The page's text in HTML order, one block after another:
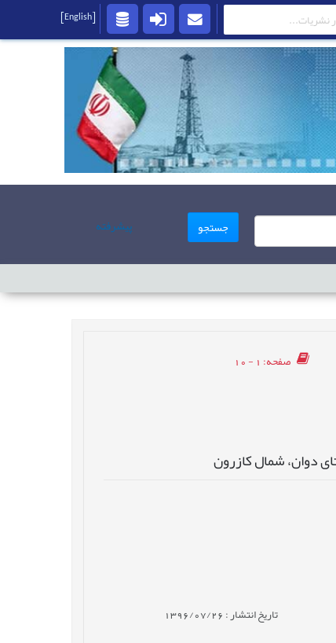
جستجو پیشرفته
صفحه: 1 - 10
دوان، شمال کازرون
تاریخ انتشار : 1396/07/26
[English]